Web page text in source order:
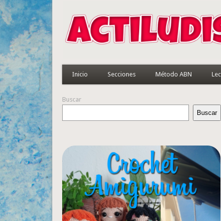
Inicio Secciones Método ABN
Buscar
Buscar